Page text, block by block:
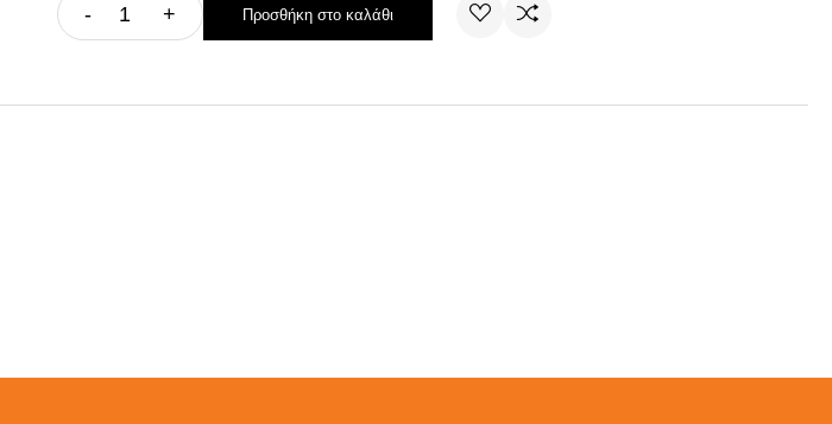
- + Προσθήκη στο καλάθι